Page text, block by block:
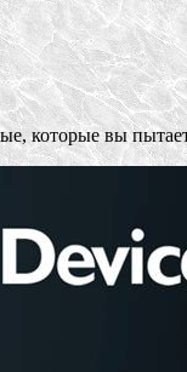
которые вы